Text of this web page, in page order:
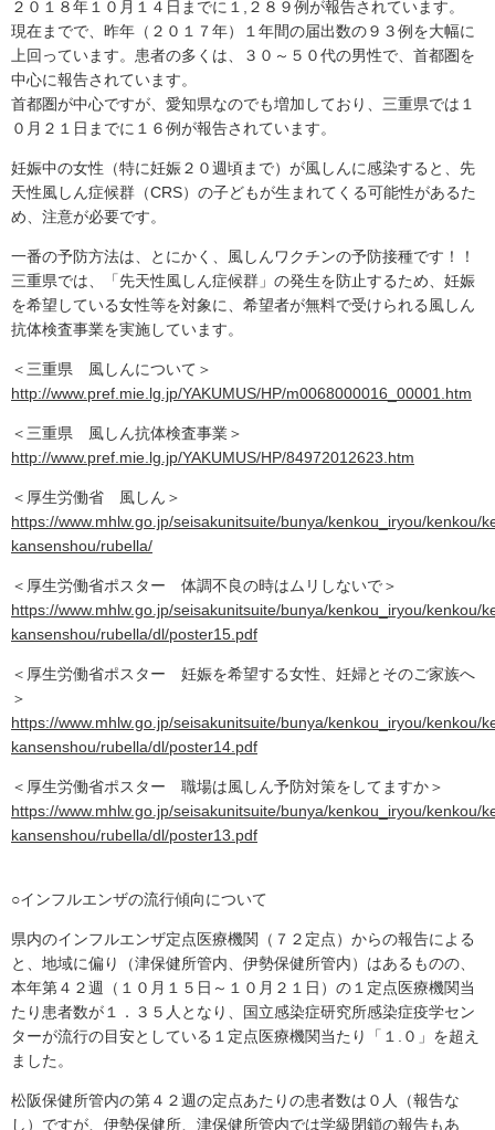
２０１８年１０月１４日までに１,２８９例が報告されています。
現在までで、昨年（２０１７年）１年間の届出数の９３例を大幅に
上回っています。患者の多くは、３０～５０代の男性で、首都圏を
中心に報告されています。
首都圏が中心ですが、愛知県なのでも増加しており、三重県では１
０月２１日までに１６例が報告されています。
妊娠中の女性（特に妊娠２０週頃まで）が風しんに感染すると、先
天性風しん症候群（CRS）の子どもが生まれてくる可能性があるた
め、注意が必要です。
一番の予防方法は、とにかく、風しんワクチンの予防接種です！！
三重県では、「先天性風しん症候群」の発生を防止するため、妊娠
を希望している女性等を対象に、希望者が無料で受けられる風しん
抗体検査事業を実施しています。
＜三重県 風しんについて＞
http://www.pref.mie.lg.jp/YAKUMUS/HP/m0068000016_00001.htm
＜三重県 風しん抗体検査事業＞
http://www.pref.mie.lg.jp/YAKUMUS/HP/84972012623.htm
＜厚生労働省 風しん＞
https://www.mhlw.go.jp/seisakunitsuite/bunya/kenkou_iryou/kenkou/
kansenshou/rubella/
＜厚生労働省ポスター 体調不良の時はムリしないで＞
https://www.mhlw.go.jp/seisakunitsuite/bunya/kenkou_iryou/kenkou/
kansenshou/rubella/dl/poster15.pdf
＜厚生労働省ポスター 妊娠を希望する女性、妊婦とそのご家族へ
＞
https://www.mhlw.go.jp/seisakunitsuite/bunya/kenkou_iryou/kenkou/
kansenshou/rubella/dl/poster14.pdf
＜厚生労働省ポスター 職場は風しん予防対策をしてますか＞
https://www.mhlw.go.jp/seisakunitsuite/bunya/kenkou_iryou/kenkou/
kansenshou/rubella/dl/poster13.pdf
○インフルエンザの流行傾向について
県内のインフルエンザ定点医療機関（７２定点）からの報告による
と、地域に偏り（津保健所管内、伊勢保健所管内）はあるものの、
本年第４２週（１０月１５日～１０月２１日）の１定点医療機関当
たり患者数が１．３５人となり、国立感染症研究所感染症疫学セン
ターが流行の目安としている１定点医療機関当たり「１.０」を超え
ました。
松阪保健所管内の第４２週の定点あたりの患者数は０人（報告な
し）ですが、伊勢保健所、津保健所管内では学級閉鎖の報告もあ